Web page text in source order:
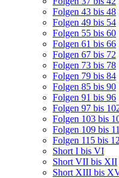
Folgen 43 bis 48
Folgen 49 bis 54
Folgen 55 bis 60
Folgen 61 bis 66
Folgen 67 bis 72
Folgen 73 bis 78
Folgen 79 bis 84
Folgen 85 bis 90
Folgen 91 bis 96
Folgen 97 bis
Folgen 103 bis
Folgen 109 bis
Folgen 115 bis
Short I bis VI
Short VII bis XII
Short XIII bis